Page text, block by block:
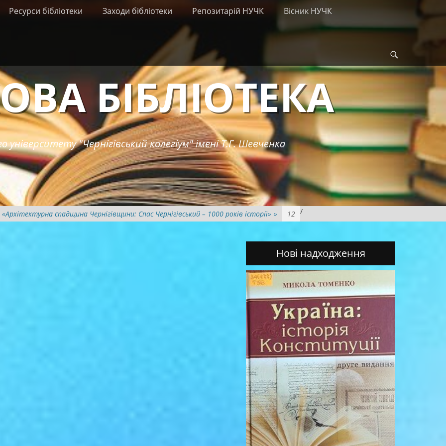
Ресурси бібліотеки Заходи бібліотеки Репозитарій НУЧК
Вісник НУЧК
БІБЛІОТЕКА
університету "Чернігівський колегіум" імені Т.Г. Шевченка
/
спадщина Чернігівщини: Спас Чернігівський – 1000 років історії» » 12
Нові надходження